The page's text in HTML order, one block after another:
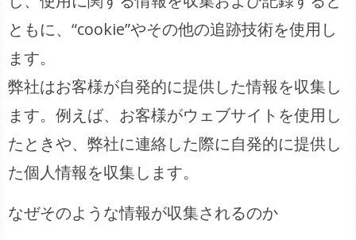
ともに、“cookie”やその他の追跡技術を使用し
ます。
弊社はお客様が自発的に提供した情報を収集し
ます。例えば、お客様がウェブサイトを使用し
たときや、弊社に連絡した際に自発的に提供し
た個人情報を収集します。
なぜそのような情報が収集されるのか